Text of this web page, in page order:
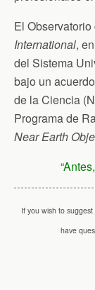
El
International,
del Sistema
bajo un
de la Ciencia
Programa de
Near Earth
If you wish to
have